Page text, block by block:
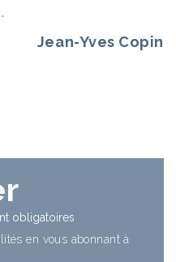
Jean-Yves Copin
obligatoires
en vous abonnant à